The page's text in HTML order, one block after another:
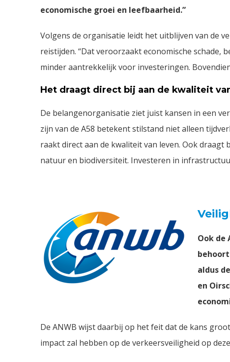
economische groei en leefbaarheid.”
Volgens de organisatie leidt het uitblijven van de
reistijden. “Dat veroorzaakt economische
minder aantrekkelijk voor investeringen.
Het draagt direct bij aan de kwaliteit
De belangenorganisatie ziet juist kansen in een
zijn van de A58 betekent stilstand niet alleen
raakt direct aan de kwaliteit van leven. Ook
natuur en biodiversiteit. Investeren in
Ook de
aldus
en
De ANWB wijst daarbij op het feit dat de kans
impact zal hebben op de verkeersveiligheid op